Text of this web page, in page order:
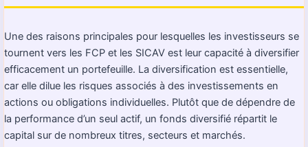
Une des raisons principales pour lesquelles les investisseurs se
tournent vers les FCP et les SICAV est leur capacité à diversifier
efficacement un portefeuille. La diversification est essentielle,
car elle dilue les risques associés à des investissements en
actions ou obligations individuelles. Plutôt que de dépendre de
la performance d’un seul actif, un fonds diversifié répartit le
capital sur de nombreux titres, secteurs et marchés.